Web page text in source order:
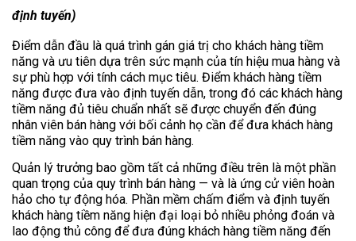
định tuyến)
Điểm dẫn đầu là quá trình gán giá trị cho khách hàng tiềm
năng và ưu tiên dựa trên sức mạnh của tín hiệu mua hàng và
sự phù hợp với tính cách mục tiêu. Điểm khách hàng tiềm
năng được đưa vào định tuyến dẫn, trong đó các khách hàng
tiềm năng đủ tiêu chuẩn nhất sẽ được chuyển đến đúng
nhân viên bán hàng với bối cảnh họ cần để đưa khách hàng
tiềm năng vào quy trình bán hàng.
Quản lý trưởng bao gồm tất cả những điều trên là một phần
quan trọng của quy trình bán hàng — và là ứng cử viên hoàn
hảo cho tự động hóa. Phần mềm chấm điểm và định tuyến
khách hàng tiềm năng hiện đại loại bỏ nhiều phỏng đoán và
lao động thủ công để đưa đúng khách hàng tiềm năng đến